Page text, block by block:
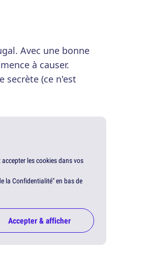
Avec une bonne
à causer.
secrète (ce n'est
les cookies dans vos
la Confidentialité" en bas de
Accepter & afficher